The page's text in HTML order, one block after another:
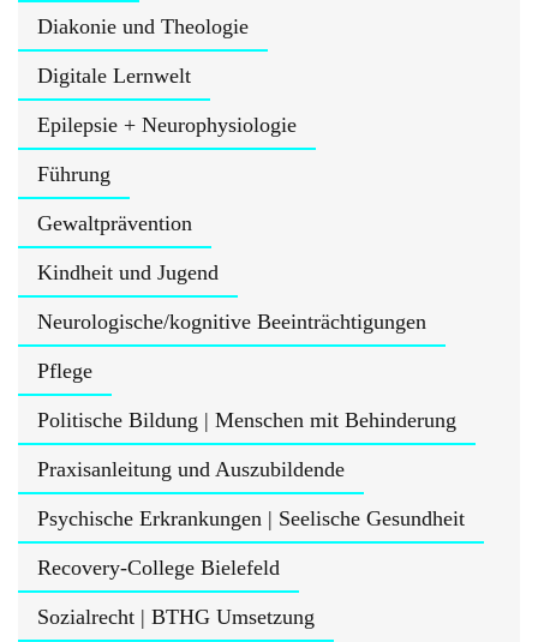
Diakonie und Theologie
Digitale Lernwelt
Epilepsie + Neurophysiologie
Führung
Gewaltprävention
Kindheit und Jugend
Neurologische/kognitive Beeinträchtigungen
Pflege
Politische Bildung | Menschen mit Behinderung
Praxisanleitung und Auszubildende
Psychische Erkrankungen | Seelische Gesundheit
Recovery-College Bielefeld
Sozialrecht | BTHG Umsetzung